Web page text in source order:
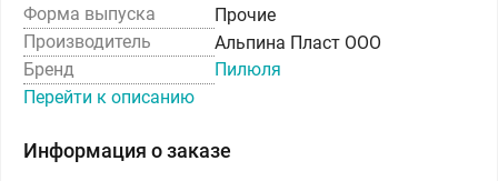
Форма выпуска
Прочие
Производитель
Альпина Пласт ООО
Бренд
Пилюля
Перейти к описанию
Информация о заказе